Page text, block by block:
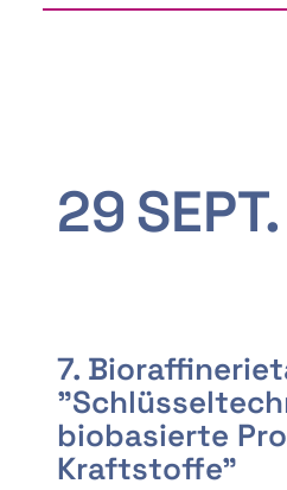
29SEPT.
7.
biobasierte
Kraftstoffe"